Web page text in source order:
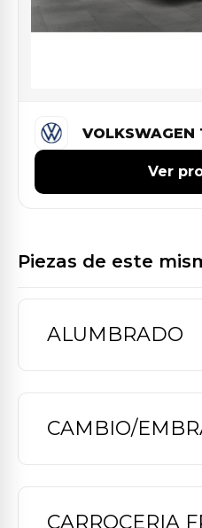
VOLKSWAGEN
Ver
Piezas de este
ALUMBRADO
CAMBIO/
CARROCERIA